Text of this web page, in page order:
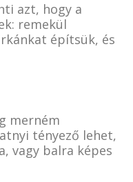
azt, hogy a
remekül
építsük, és
merném
tényező lehet,
vagy balra képes